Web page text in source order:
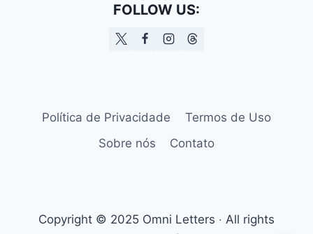
FOLLOW US:
Política de Privacidade
Termos de Uso
Sobre nós
Contato
Copyright © 2025 Omni Letters ‧ All rights